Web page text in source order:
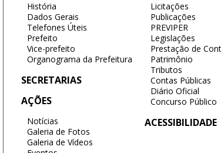
História
Dados Gerais
Telefones Úteis
Prefeito
Vice-prefeito
Organograma da Prefeitura
SECRETARIAS
AÇÕES
Notícias
Galeria de Fotos
Galeria de Vídeos
Licitações
Publicações
PREVIPER
Legislações
Prestação de
Patrimônio
Tributos
Contas Públicas
Diário Oficial
Concurso Público
ACESSIBILIDADE